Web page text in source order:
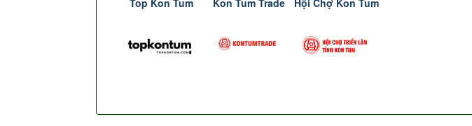
Top Kon Tum Kon Tum Trade Hội Chợ Kon Tum